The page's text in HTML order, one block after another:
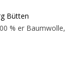
Bütten
% er Baumwolle,